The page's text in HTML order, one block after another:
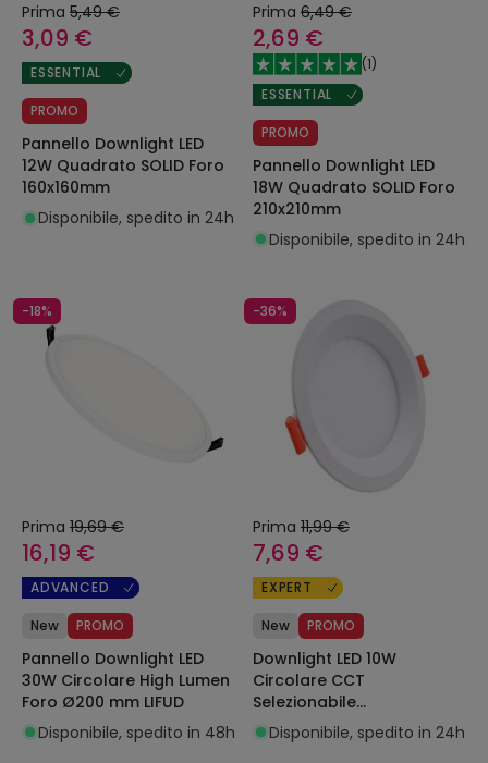
Prima 5,49 €
3,09 €
ESSENTIAL
PROMO
Pannello Downlight LED
12W Quadrato SOLID Foro
160x160mm
Disponibile, spedito in 24h
Prima 6,49 €
2,69 €
(1)
ESSENTIAL
PROMO
Pannello Downlight LED
18W Quadrato SOLID Foro
210x210mm
Disponibile, spedito in 24h
-18%
Prima 19,69 €
16,19 €
ADVANCED
New PROMO
Pannello Downlight LED
30W Circolare High Lumen
Foro Ø200 mm LIFUD
Disponibile, spedito in 48h
-36%
Prima 11,99 €
7,69 €
EXPERT
New PROMO
Downlight LED 10W
Circolare CCT
Selezionabile
Microprismatico LIFUD
Foro Ø 110 mm
Disponibile, spedito in 24h